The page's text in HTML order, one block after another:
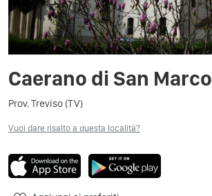
Caerano di San Marco
Prov. Treviso (TV)
Vuoi dare risalto a questa località?